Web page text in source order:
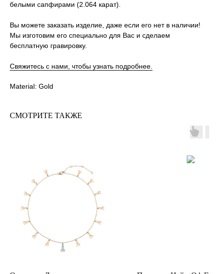
белыми сапфирами (2.064 карат).
Вы можете заказать изделие, даже если его нет в наличии!
Мы изготовим его специально для Вас и сделаем
бесплатную гравировку.
Свяжитесь с нами, чтобы узнать подробнее.
Material: Gold
СМОТРИТЕ ТАКЖЕ